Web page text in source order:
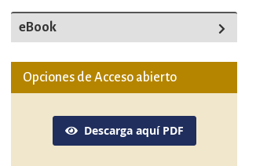
eBook
Opciones de Acceso abierto
Descarga aquí PDF